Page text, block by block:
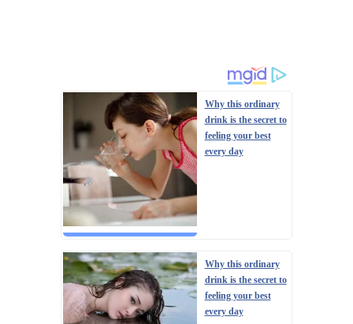
Why this ordinary
drink is the secret to
feeling your best
every day
Why this ordinary
drink is the secret to
feeling your best
every day